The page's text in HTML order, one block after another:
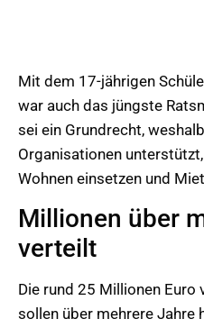
Mit dem 17-jährigen
war auch das jüngste
sei ein Grundrecht,
Organisationen
Wohnen einsetzen und
Millionen über
verteilt
Die rund 25 Millionen Euro
sollen über mehrere Jahre